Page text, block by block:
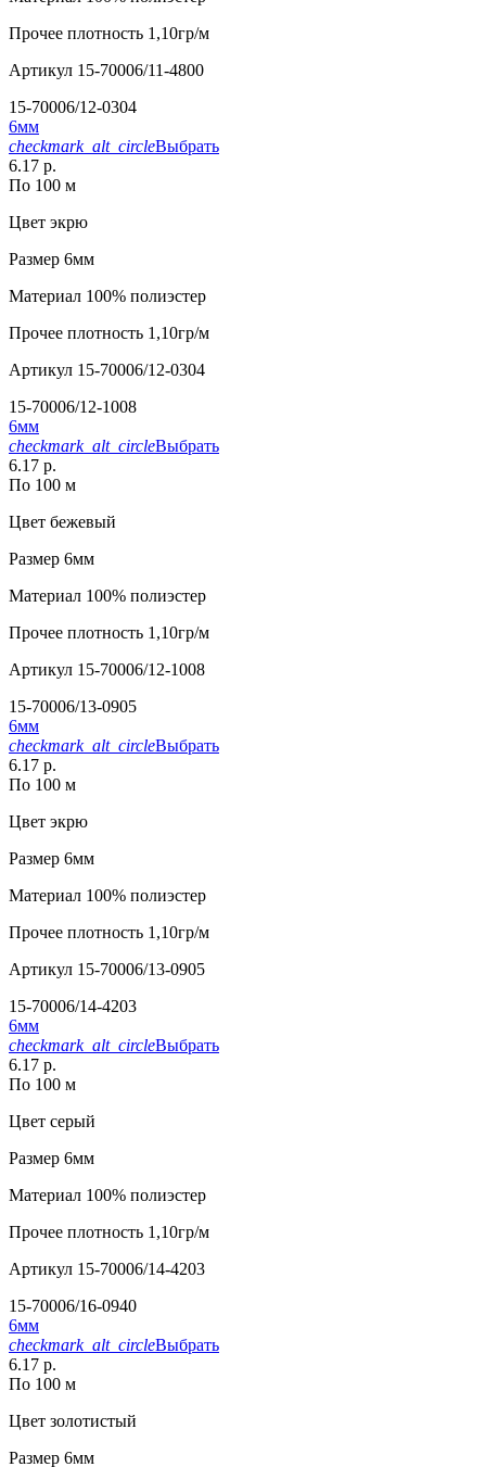
Прочее плотность 1,10гр/м
Артикул 15-70006/11-4800
15-70006/12-0304
6мм
checkmark_alt_circleВыбрать
6.17 р.
По 100 м
Цвет экрю
Размер 6мм
Материал 100% полиэстер
Прочее плотность 1,10гр/м
Артикул 15-70006/12-0304
15-70006/12-1008
6мм
checkmark_alt_circleВыбрать
6.17 р.
По 100 м
Цвет бежевый
Размер 6мм
Материал 100% полиэстер
Прочее плотность 1,10гр/м
Артикул 15-70006/12-1008
15-70006/13-0905
6мм
checkmark_alt_circleВыбрать
6.17 р.
По 100 м
Цвет экрю
Размер 6мм
Материал 100% полиэстер
Прочее плотность 1,10гр/м
Артикул 15-70006/13-0905
15-70006/14-4203
6мм
checkmark_alt_circleВыбрать
6.17 р.
По 100 м
Цвет серый
Размер 6мм
Материал 100% полиэстер
Прочее плотность 1,10гр/м
Артикул 15-70006/14-4203
15-70006/16-0940
6мм
checkmark_alt_circleВыбрать
6.17 р.
По 100 м
Цвет золотистый
Размер 6мм